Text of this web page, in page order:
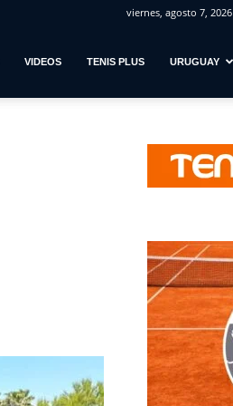
viernes, agosto 7, 2026
VIDEOS TENIS PLUS URUGUAY